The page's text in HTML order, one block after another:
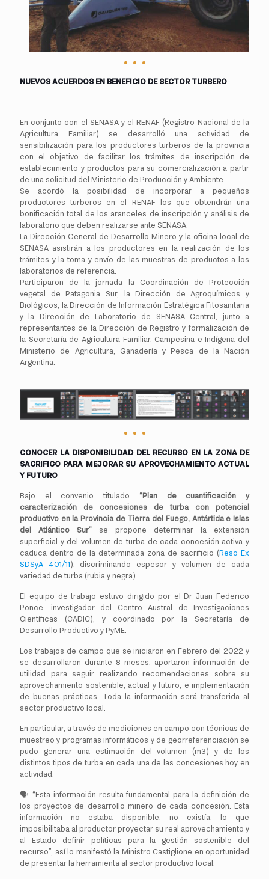
NUEVOS ACUERDOS EN BENEFICIO DE SECTOR TURBERO
En conjunto con el SENASA y el RENAF (Registro Nacional de la
Agricultura Familiar) se desarrolló una actividad de
sensibilización para los productores turberos de la provincia
con el objetivo de facilitar los trámites de inscripción de
establecimiento y productos para su comercialización a partir
de una solicitud del Ministerio de Producción y Ambiente.
Se acordó la posibilidad de incorporar a pequeños
productores turberos en el RENAF los que obtendrán una
bonificación total de los aranceles de inscripción y análisis de
laboratorio que deben realizarse ante SENASA.
La Dirección General de Desarrollo Minero y la oficina local de
SENASA asistirán a los productores en la realización de los
trámites y la toma y envío de las muestras de productos a los
laboratorios de referencia.
Participaron de la jornada la Coordinación de Protección
vegetal de Patagonia Sur, la Dirección de Agroquímicos y
Biológicos, la Dirección de Información Estratégica Fitosanitaria
y la Dirección de Laboratorio de SENASA Central, junto a
representantes de la Dirección de Registro y formalización de
la Secretaría de Agricultura Familiar, Campesina e Indígena del
Ministerio de Agricultura, Ganadería y Pesca de la Nación
Argentina.
CONOCER LA DISPONIBILIDAD DEL RECURSO EN LA ZONA DE
SACRIFICO PARA MEJORAR SU APROVECHAMIENTO ACTUAL
Y FUTURO
Bajo el convenio titulado “Plan de cuantificación y
caracterización de concesiones de turba con potencial
productivo en la Provincia de Tierra del Fuego, Antártida e Islas
del Atlántico Sur” se propone determinar la extensión
superficial y del volumen de turba de cada concesión activa y
caduca dentro de la determinada zona de sacrificio (Reso Ex
SDSyA 401/11), discriminando espesor y volumen de cada
variedad de turba (rubia y negra).
El equipo de trabajo estuvo dirigido por el Dr Juan Federico
Ponce, investigador del Centro Austral de Investigaciones
Científicas (CADIC), y coordinado por la Secretaría de
Desarrollo Productivo y PyME.
Los trabajos de campo que se iniciaron en Febrero del 2022 y
se desarrollaron durante 8 meses, aportaron información de
utilidad para seguir realizando recomendaciones sobre su
aprovechamiento sostenible, actual y futuro, e implementación
de buenas prácticas. Toda la información será transferida al
sector productivo local.
En particular, a través de mediciones en campo con técnicas de
muestreo y programas informáticos y de georreferenciación se
pudo generar una estimación del volumen (m3) y de los
distintos tipos de turba en cada una de las concesiones hoy en
actividad.
🗣 “Esta información resulta fundamental para la definición de
los proyectos de desarrollo minero de cada concesión. Esta
información no estaba disponible, no existía, lo que
imposibilitaba al productor proyectar su real aprovechamiento y
al Estado definir políticas para la gestión sostenible del
recurso”, así lo manifestó la Ministro Castiglione en oportunidad
de presentar la herramienta al sector productivo local.